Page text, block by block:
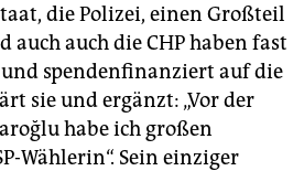
die Polizei, einen Großteil
auch auch die CHP haben fast
spendenfinanziert auf die
sie und ergänzt: „Vor der
habe ich großen
Wählerin“. Sein einziger